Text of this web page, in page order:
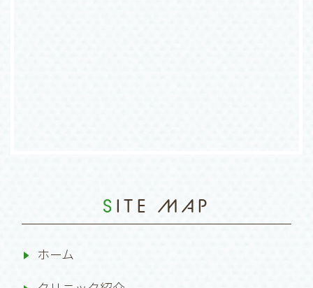
SITE MAP
ホーム